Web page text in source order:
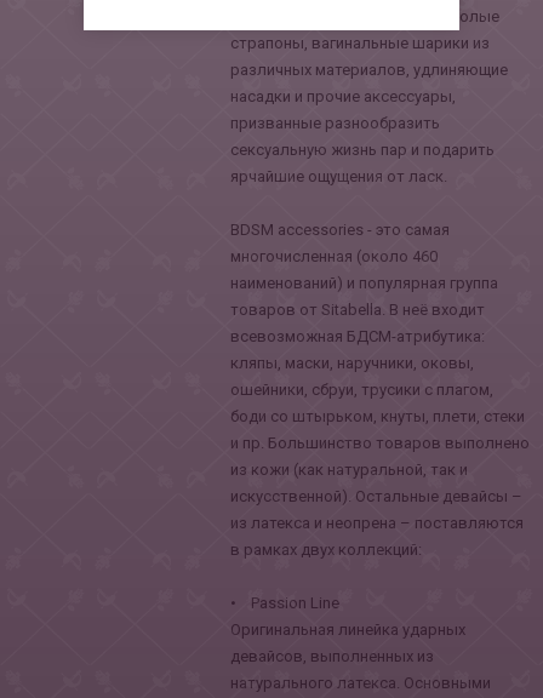
входят эрекционные кольца, полые
страпоны, вагинальные шарики из
различных материалов, удлиняющие
насадки и прочие аксессуары,
призванные разнообразить
сексуальную жизнь пар и подарить
ярчайшие ощущения от ласк.
BDSM accessories - это самая
многочисленная (около 460
наименований) и популярная группа
товаров от Sitabella. В неё входит
всевозможная БДСМ-атрибутика:
кляпы, маски, наручники, оковы,
ошейники, сбруи, трусики с плагом,
боди со штырьком, кнуты, плети, стеки
и пр. Большинство товаров выполнено
из кожи (как натуральной, так и
искусственной). Остальные девайсы –
из латекса и неопрена – поставляются
в рамках двух коллекций:
• Passion Line
Оригинальная линейка ударных
девайсов, выполненных из
натурального латекса. Основными